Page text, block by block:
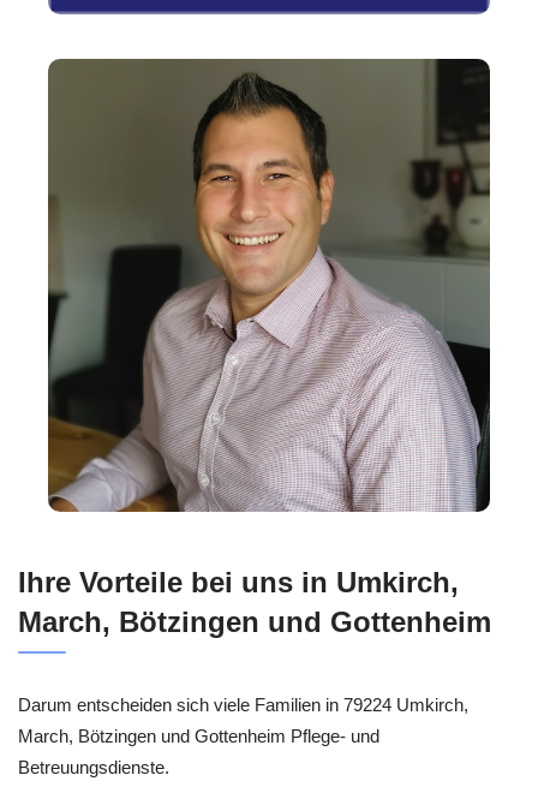
Ihre Vorteile bei uns in Umkirch,
March, Bötzingen und Gottenheim
Darum entscheiden sich viele Familien in 79224 Umkirch,
March, Bötzingen und Gottenheim Pflege- und
Betreuungsdienste.